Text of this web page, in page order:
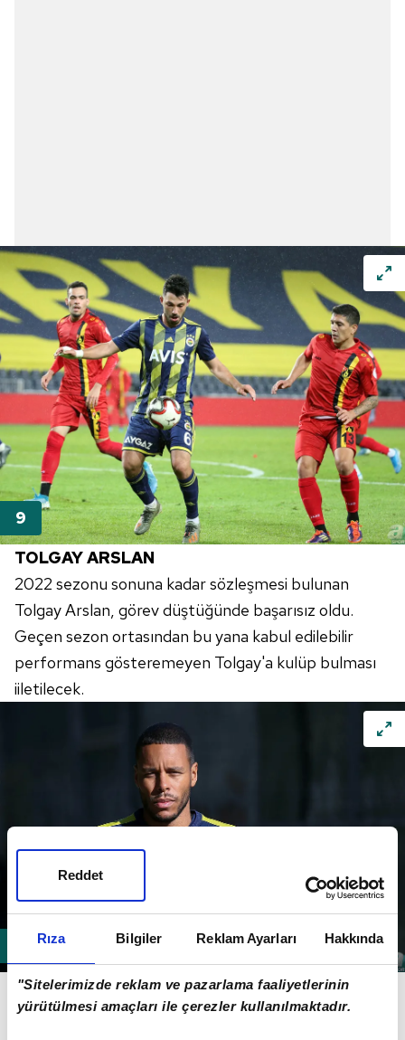
Rıza Bilgiler Reklam Ayarları Hakkında
"Sitelerimizde reklam ve pazarlama faaliyetlerinin
yürütülmesi amaçları ile çerezler kullanılmaktadır.
Reddet
TOLGAY ARSLAN
2022 sezonu sonuna kadar sözleşmesi bulunan
Tolgay Arslan, görev düştüğünde başarısız oldu.
Geçen sezon ortasından bu yana kabul edilebilir
performans gösteremeyen Tolgay'a kulüp bulması
iiletilecek.
ZANKA
Fenerbahçe , sezon sonuAlmanya'dandönecek olan